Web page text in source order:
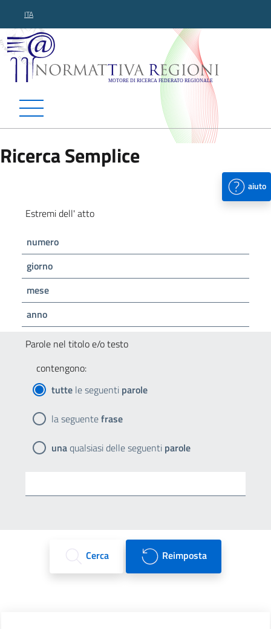
ITA
Normattiva Regioni -
Ricerca Semplice
aiuto
Estremi dell' atto
numero
giorno
mese
anno
Parole nel titolo e/o testo
contengono:
tutte le seguenti parole
la seguentefrase
unaqualsiasi delle seguenti parole
Cerca Reimposta